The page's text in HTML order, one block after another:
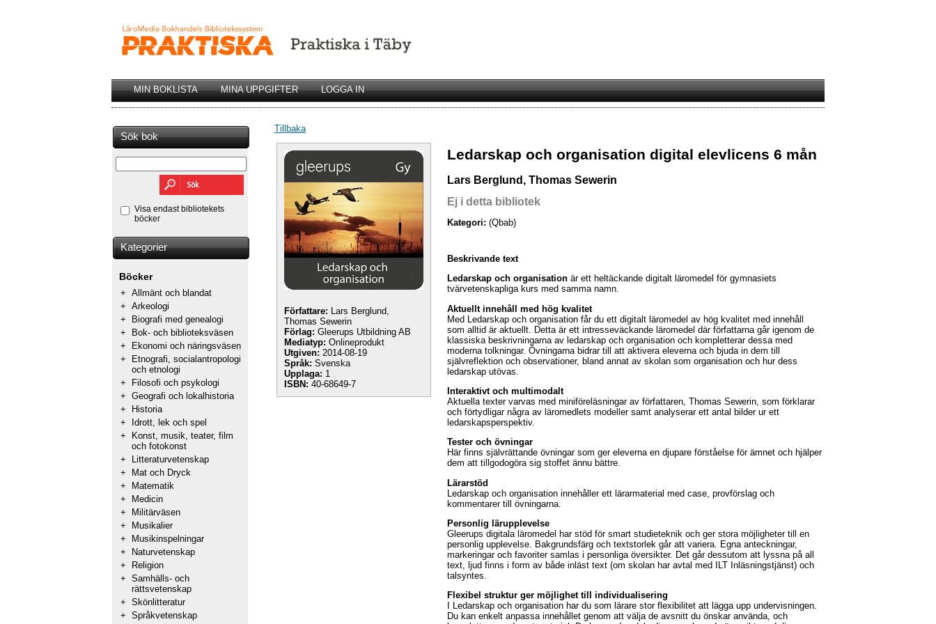
MIN BOKLISTA MINA UPPGIFTER LOGGA IN
Sök bok
Visa endast bibliotekets
böcker
Kategorier
Böcker
+ Allmänt och blandat
+ Arkeologi
+
Biografi med genealogi
+
Bok- och biblioteksväsen
+
Ekonomi och näringsväsen
+
Etnografi, socialantropologi
och etnologi
+
Filosofi och psykologi
+ Geografi och lokalhistoria
+
Historia
+
Idrott, lek och spel
+
Konst, musik, teater, film
och fotokonst
+
Litteraturvetenskap
+
Mat och Dryck
+
Matematik
+
Medicin
+
Militärväsen
+
Musikalier
+
Musikinspelningar
+
Naturvetenskap
+
Religion
+ Samhälls- och
rättsvetenskap
+ Skönlitteratur
+ Språkvetenskap
Tillbaka
Författare: Lars Berglund,
Thomas Sewerin
Förlag: Gleerups Utbildning AB
Mediatyp: Onlineprodukt
Utgiven: 2014-08-19
Språk: Svenska
Upplaga: 1
ISBN: 40-68649-7
Ledarskap och organisation digital elevlicens 6 mån
Lars Berglund, Thomas Sewerin
Ej i detta bibliotek
Kategori: (Qbab)
Beskrivande text
Ledarskap och organisation är ett heltäckande digitalt läromedel för gymnasiets
tvärvetenskapliga kurs med samma namn.
Aktuellt innehåll med hög kvalitet
Med Ledarskap och organisation får du ett digitalt läromedel av hög kvalitet med innehåll
som alltid är aktuellt. Detta är ett intresseväckande läromedel där författarna går igenom de
klassiska beskrivningarna av ledarskap och organisation och kompletterar dessa med
moderna tolkningar. Övningarna bidrar till att aktivera eleverna och bjuda in dem till
självreflektion och observationer, bland annat av skolan som organisation och hur dess
ledarskap utövas.
Interaktivt och multimodalt
Aktuella texter varvas med miniföreläsningar av författaren, Thomas Sewerin, som förklarar
och förtydligar några av läromedlets modeller samt analyserar ett antal bilder ur ett
ledarskapsperspektiv.
Tester och övningar
Här finns självrättande övningar som ger eleverna en djupare förståelse för ämnet och hjälper
dem att tillgodogöra sig stoffet ännu bättre.
Lärarstöd
Ledarskap och organisation innehåller ett lärarmaterial med case, provförslag och
kommentarer till övningarna.
Personlig lärupplevelse
Gleerups digitala läromedel har stöd för smart studieteknik och ger stora möjligheter till en
personlig upplevelse. Bakgrundsfärg och textstorlek går att variera. Egna anteckningar,
markeringar och favoriter samlas i personliga översikter. Det går dessutom att lyssna på all
text, ljud finns i form av både inläst text (om skolan har avtal med ILT Inläsningstjänst) och
talsyntes.
Flexibel struktur ger möjlighet till individualisering
I Ledarskap och organisation har du som lärare stor flexibilitet att lägga upp undervisningen.
Du kan enkelt anpassa innehållet genom att välja de avsnitt du önskar använda, och